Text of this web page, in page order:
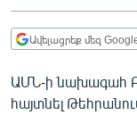
ՏՆՏԵՍՈՒԹՅՈՒՆ
ՊԱՏԵՐԱԶՄԻ 6
Ավելացրեք մեզ
ԱՄՆ-ի նախագահ
հայտնել